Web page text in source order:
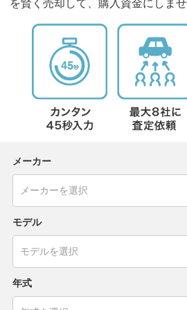
を賢く売却して、購入資金にしま
メーカー
モデル
年式